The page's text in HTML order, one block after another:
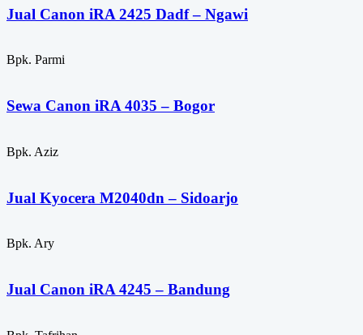
Jual Canon iRA 2425 Dadf – Ngawi
Bpk. Parmi
Sewa Canon iRA 4035 – Bogor
Bpk. Aziz
Jual Kyocera M2040dn – Sidoarjo
Bpk. Ary
Jual Canon iRA 4245 – Bandung